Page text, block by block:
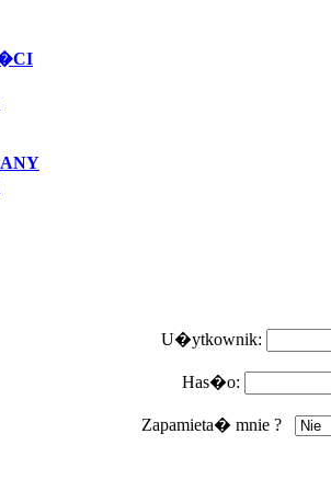
U�ytkownik:
Has�o:
Zapamieta� mnie ?